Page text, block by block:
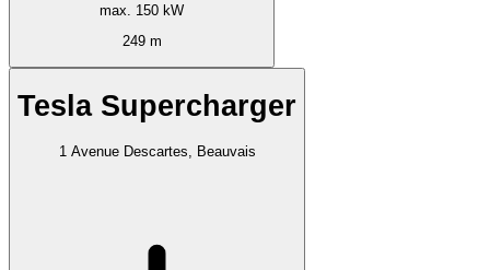
max. 150 kW
249 m
Tesla Supercharger
1 Avenue Descartes, Beauvais